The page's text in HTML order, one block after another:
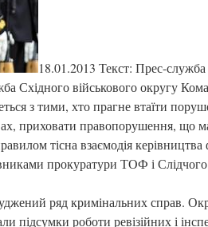
18.01.2013 Текст: Прес-
Східного військового округу
з тими, хто прагне втаїти
приховати правопорушення, що
тісна взаємодія
прокуратури ТОФ і Слідчого
ряд кримінальних справ.
підсумки роботи ревізійних і